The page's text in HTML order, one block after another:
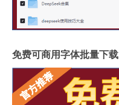
免费可商用字体批量下载